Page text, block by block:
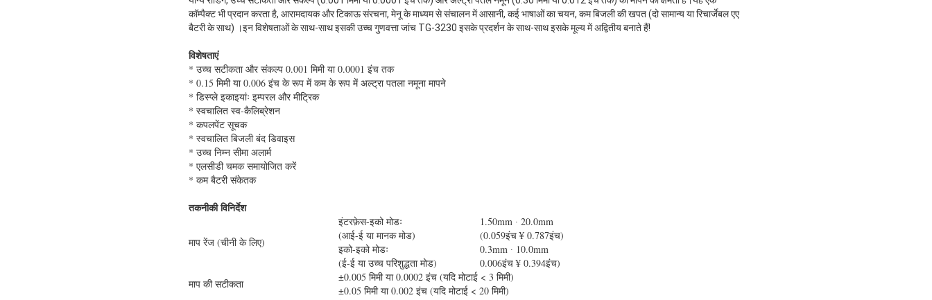
कॉम्पैक्ट भी प्रदान करता है, आरामदायक और टिकाऊ संरचना, मेनू के माध्यम से संचालन में आसानी, कई भाषाओं का चयन, कम बिजली की खपत (दो सामान्य या रिचार्जेबल एए
बैटरी के साथ) ।इन विशेषताओं के साथ-साथ इसकी उच्च गुणवत्ता जांच TG-3230 इसके प्रदर्शन के साथ-साथ इसके मूल्य में अद्वितीय बनाते हैं!
विशेषताएं
* उच्च सटीकता और संकल्प 0.001 मिमी या 0.0001 इंच तक
* 0.15 मिमी या 0.006 इंच के रूप में कम के रूप में अल्ट्रा पतला नमूना मापने
* डिस्प्ले इकाइयांः इम्परल और मीट्रिक
* स्वचालित स्व-कैलिब्रेशन
* कपलपेंट सूचक
* स्वचालित बिजली बंद डिवाइस
* उच्च निम्न सीमा अलार्म
* एलसीडी चमक समायोजित करें
* कम बैटरी संकेतक
तकनीकी विनिर्देश
माप रेंज (चीनी के लिए)
इंटरफ़ेस-इको मोडः
(आई-ई या मानक मोड)
1.50mm ∙ 20.0mm
(0.059इंच ¥ 0.787इंच)
इको-इको मोडः
(ई-ई या उच्च परिशुद्धता मोड)
0.3mm ∙ 10.0mm
0.006इंच ¥ 0.394इंच)
माप की सटीकता
±0.005 मिमी या 0.0002 इंच (यदि मोटाई < 3 मिमी)
±0.05 मिमी या 0.002 इंच (यदि मोटाई < 20 मिमी)